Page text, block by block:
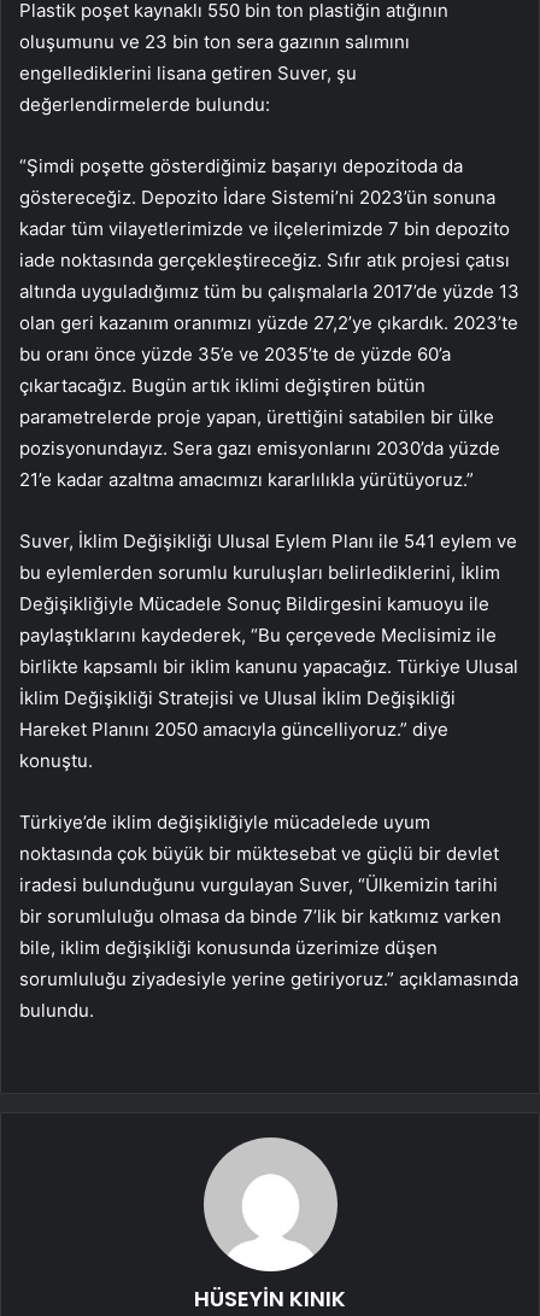
Plastik poşet kaynaklı 550 bin ton plastiğin atığının
oluşumunu ve 23 bin ton sera gazının salımını
engellediklerini lisana getiren Suver, şu
değerlendirmelerde bulundu:
“Şimdi poşette gösterdiğimiz başarıyı depozitoda da
göstereceğiz. Depozito İdare Sistemi’ni 2023’ün sonuna
kadar tüm vilayetlerimizde ve ilçelerimizde 7 bin depozito
iade noktasında gerçekleştireceğiz. Sıfır atık projesi çatısı
altında uyguladığımız tüm bu çalışmalarla 2017’de yüzde 13
olan geri kazanım oranımızı yüzde 27,2’ye çıkardık. 2023’te
bu oranı önce yüzde 35’e ve 2035’te de yüzde 60’a
çıkartacağız. Bugün artık iklimi değiştiren bütün
parametrelerde proje yapan, ürettiğini satabilen bir ülke
pozisyonundayız. Sera gazı emisyonlarını 2030’da yüzde
21’e kadar azaltma amacımızı kararlılıkla yürütüyoruz.”
Suver, İklim Değişikliği Ulusal Eylem Planı ile 541 eylem ve
bu eylemlerden sorumlu kuruluşları belirlediklerini, İklim
Değişikliğiyle Mücadele Sonuç Bildirgesini kamuoyu ile
paylaştıklarını kaydederek, “Bu çerçevede Meclisimiz ile
birlikte kapsamlı bir iklim kanunu yapacağız. Türkiye Ulusal
İklim Değişikliği Stratejisi ve Ulusal İklim Değişikliği
Hareket Planını 2050 amacıyla güncelliyoruz.” diye
konuştu.
Türkiye’de iklim değişikliğiyle mücadelede uyum
noktasında çok büyük bir müktesebat ve güçlü bir devlet
iradesi bulunduğunu vurgulayan Suver, “Ülkemizin tarihi
bir sorumluluğu olmasa da binde 7’lik bir katkımız varken
bile, iklim değişikliği konusunda üzerimize düşen
sorumluluğu ziyadesiyle yerine getiriyoruz.” açıklamasında
bulundu.
HÜSEYİN KINIK